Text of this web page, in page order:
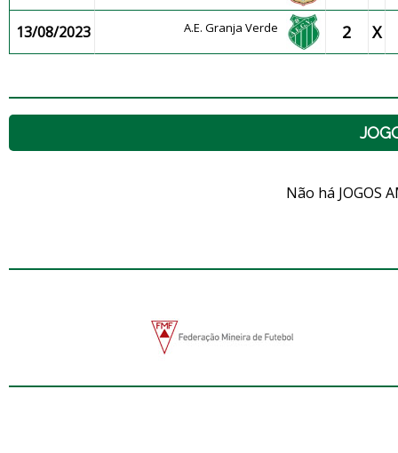
13/08/2023 A.E. Granja Verde 2 X
Não há JOGOS